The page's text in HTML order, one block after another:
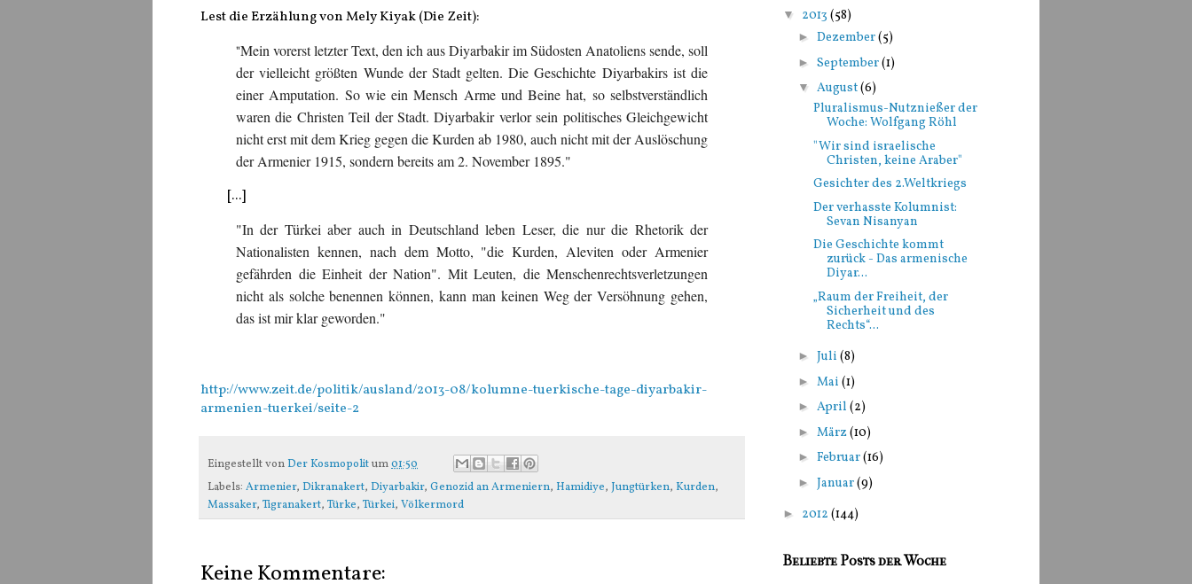
Lest die Erzählung von Mely Kiyak (Die Zeit):
"Mein vorerst letzter Text, den ich aus Diyarbakir im Südosten Anatoliens sende, soll
der vielleicht größten Wunde der Stadt gelten. Die Geschichte Diyarbakirs ist die
einer Amputation. So wie ein Mensch Arme und Beine hat, so selbstverständlich
waren die Christen Teil der Stadt. Diyarbakir verlor sein politisches Gleichgewicht
nicht erst mit dem Krieg gegen die Kurden ab 1980, auch nicht mit der Auslöschung
der Armenier 1915, sondern bereits am 2. November 1895."
[...]
"In der Türkei aber auch in Deutschland leben Leser, die nur die Rhetorik der
Nationalisten kennen, nach dem Motto, "die Kurden, Aleviten oder Armenier
gefährden die Einheit der Nation". Mit Leuten, die Menschenrechtsverletzungen
nicht als solche benennen können, kann man keinen Weg der Versöhnung gehen,
das ist mir klar geworden."
http://www.zeit.de/politik/ausland/2013-08/kolumne-tuerkische-tage-diyarbakir-
armenien-tuerkei/seite-2
Eingestellt von Der Kosmopolitum01:50
Labels: Armenier, Dikranakert, Diyarbakir, Genozid an Armeniern, Hamidiye, Jungtürken, Kurden,
Massaker, Tigranakert, Türke, Türkei, Völkermord
Keine Kommentare:
▼ 2013 (58)
► Dezember(5)
► September(1)
▼ August(6)
Pluralismus-Nutznießer der
Woche: Wolfgang Röhl
"Wir sind israelische
Christen, keine Araber"
Gesichter des 2.Weltkriegs
Der verhasste Kolumnist:
Sevan Nisanyan
Die Geschichte kommt
zurück - Das armenische
Diyar...
„Raum der Freiheit, der
Sicherheit und des
Rechts“...
► Juli (8)
► Mai (1)
► April (2)
► März(10)
► Februar(16)
► Januar(9)
► 2012 (144)
Beliebte Posts der Woche